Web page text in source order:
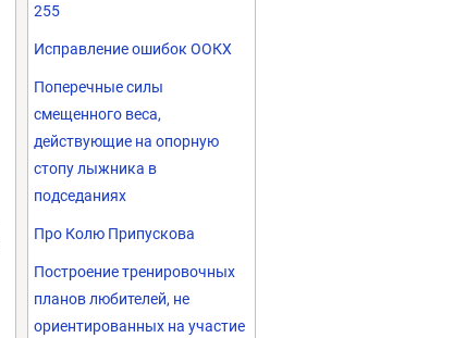
255
Исправление ошибок ООКХ
Поперечные силы
смещенного веса,
действующие на опорную
стопу лыжника в
подседаниях
Про Колю Припускова
Построение тренировочных
планов любителей, не
ориентированных на участие